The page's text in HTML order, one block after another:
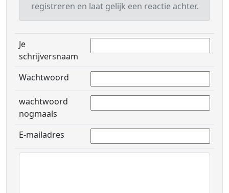
registreren en laat gelijk een reactie achter.
Je
schrijversnaam
Wachtwoord
wachtwoord
nogmaals
E-mailadres